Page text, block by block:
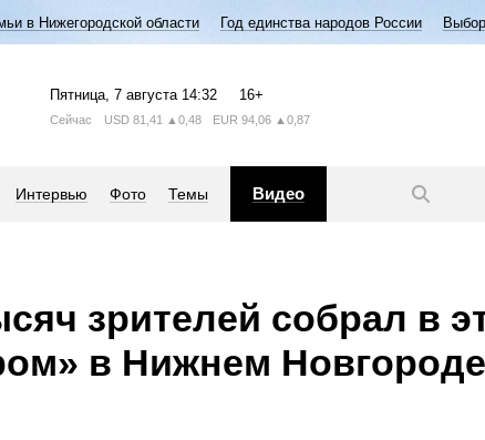
в Нижегородской области Год единства народов России
Пятница, 7 августа 14:32 16+
Сейчас USD 81,41 ▲0,48 EUR 94,06 ▲0,87
Интервью Фото Темы Видео
зрителей собрал в
в Нижнем Новгороде